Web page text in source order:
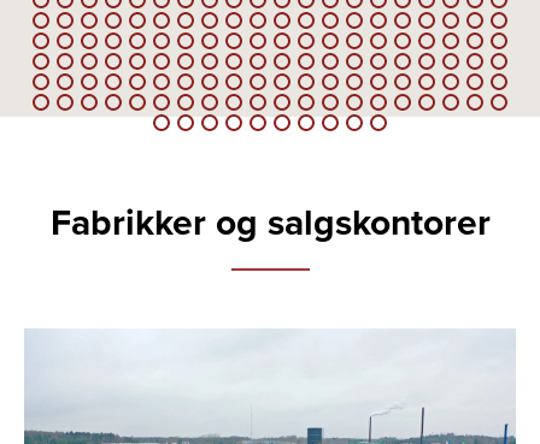
Fabrikker og salgskontorer